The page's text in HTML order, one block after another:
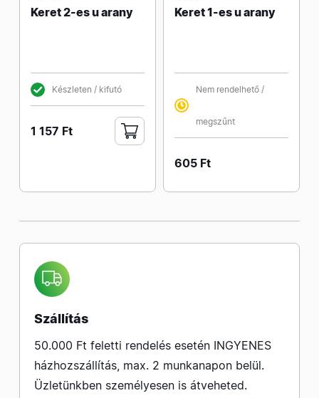
Keret 2-es u arany
Készleten / kifutó
1 157 Ft
Keret 1-es u arany
Nem rendelhető /
megszűnt
605 Ft
Szállítás
50.000 Ft feletti rendelés esetén INGYENES
házhozszállítás, max. 2 munkanapon belül.
Üzletünkben személyesen is átveheted.